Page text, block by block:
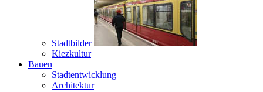
Stadtbilder
Kiezkultur
Bauen
Stadtentwicklung
Architektur